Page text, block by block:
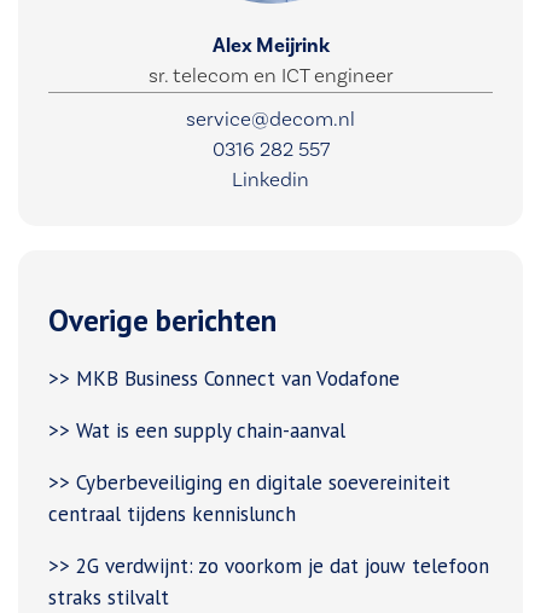
Alex Meijrink
sr. telecom en ICT engineer
service@decom.nl
0316 282 557
Linkedin
Overige berichten
>> MKB Business Connect van Vodafone
>> Wat is een supply chain-aanval
>> Cyberbeveiliging en digitale soevereiniteit
centraal tijdens kennislunch
>> 2G verdwijnt: zo voorkom je dat jouw telefoon
straks stilvalt